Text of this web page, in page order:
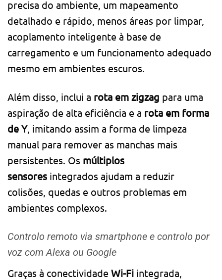
precisa do ambiente, um mapeamento
detalhado e rápido, menos áreas por limpar,
acoplamento inteligente à base de
carregamento e um funcionamento adequado
mesmo em ambientes escuros.
Além disso, inclui a rota em zigzag para uma
aspiração de alta eficiência e a rota em forma
de Y, imitando assim a forma de limpeza
manual para remover as manchas mais
persistentes. Os múltiplos
sensores integrados ajudam a reduzir
colisões, quedas e outros problemas em
ambientes complexos.
Controlo remoto via smartphone e controlo por
voz com Alexa ou Google
Graças à conectividade Wi-Fi integrada,